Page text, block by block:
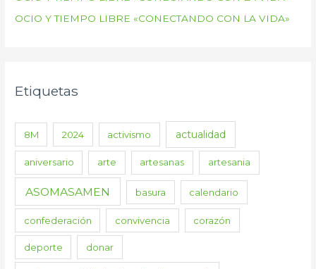
OCIO Y TIEMPO LIBRE «CONECTANDO CON LA VIDA»
Etiquetas
8M 2024 activismo actualidad
aniversario arte artesanas artesania
ASOMASAMEN basura calendario
confederación convivencia corazón
deporte donar